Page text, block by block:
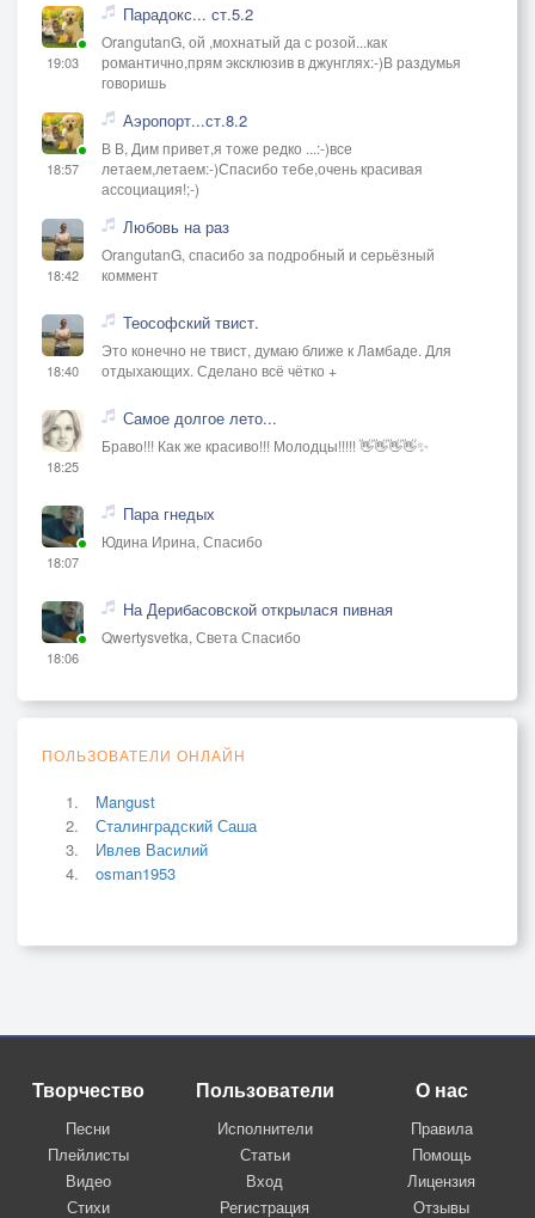
19:03
Парадокс... ст.5.2
OrangutanG, ой ,мохнатый да с розой...как
романтично,прям эксклюзив в джунглях:-)В раздумья
говоришь
18:57
Аэропорт...ст.8.2
В В, Дим привет,я тоже редко ...:-)все
летаем,летаем:-)Спасибо тебе,очень красивая
ассоциация!;-)
18:42
Любовь на раз
OrangutanG, спасибо за подробный и серьёзный
коммент
18:40
Теософский твист.
Это конечно не твист, думаю ближе к Ламбаде. Для
отдыхающих. Сделано всё чётко +
18:25
Самое долгое лето...
Браво!!! Как же красиво!!! Молодцы!!!!! 👋👋👋👋✨
18:07
Пара гнедых
Юдина Ирина, Спасибо
18:06
На Дерибасовской открылася пивная
Qwertysvetka, Света Спасибо
ПОЛЬЗОВАТЕЛИ ОНЛАЙН
Mangust
Сталинградский Саша
Ивлев Василий
osman1953
Творчество
Песни
Плейлисты
Видео
Стихи
Пользователи
Исполнители
Статьи
Вход
Регистрация
О нас
Правила
Помощь
Лицензия
Отзывы